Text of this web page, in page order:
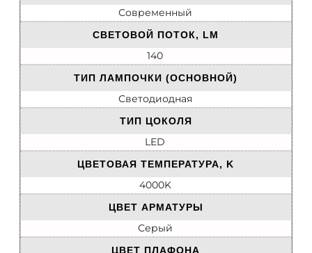
Современный
СВЕТОВОЙ ПОТОК, LM
140
ТИП ЛАМПОЧКИ (ОСНОВНОЙ)
Светодиодная
ТИП ЦОКОЛЯ
LED
ЦВЕТОВАЯ ТЕМПЕРАТУРА, K
4000K
ЦВЕТ АРМАТУРЫ
Серый
ЦВЕТ ПЛАФОНА